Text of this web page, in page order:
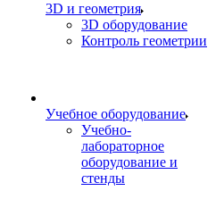
3D и геометрия
3D оборудование
Контроль геометрии
Учебное оборудование
Учебно-
лабораторное
оборудование и
стенды